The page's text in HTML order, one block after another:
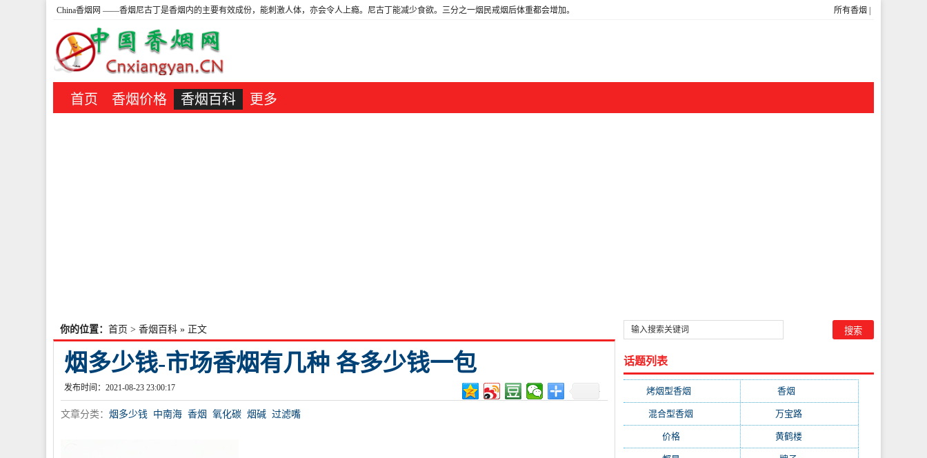
所有香烟
China香烟网 ——香烟尼古丁是香烟内的主要有效成份，能刺激人体，亦会令人上瘾。尼古丁能减少食欲。三分之一烟民戒烟后体重都会增加。
首页 香烟价格 香烟百科 更多
你的位置： 首页 > 香烟百科 » 正文
烟多少钱-市场香烟有几种 各多少钱一包
发布时间：2021-08-23 23:00:17
文章分类： 烟多少钱 中南海 香烟 氧化碳 烟碱 过滤嘴
话题列表
烤烟型香烟 香烟
混合型香烟 万宝路(331)
价格(319) 黄鹤楼(315)